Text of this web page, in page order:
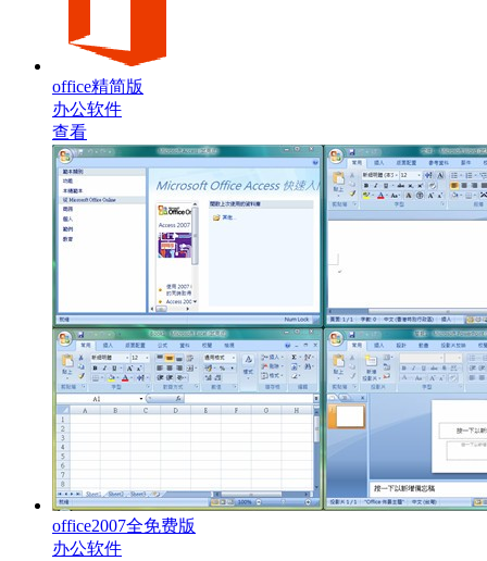
office精简版
办公软件
查看
office2007全免费版
办公软件